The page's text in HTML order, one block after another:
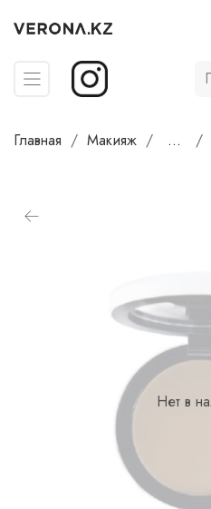
Главная Макияж ...
Нет в